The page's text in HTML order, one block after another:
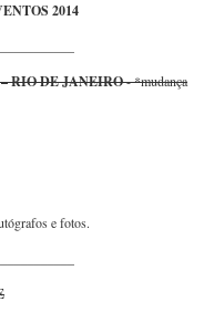
2014
RIO DE JANEIRO- *mudança
e fotos.